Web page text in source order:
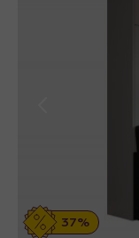
37%